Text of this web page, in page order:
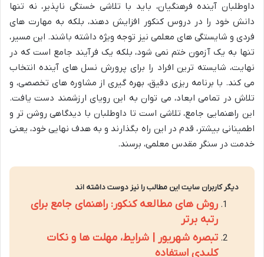
داوطلبان آینده فرهنگیان، باید با تلاشی خستگی ناپذیر، نه تنها
دانش خود را در دروس کنکور افزایش دهند، بلکه به مهارت های
فردی و شایستگی های معلمی نیز توجه ویژه داشته باشند. این مسیر،
تنها به یک آزمون ختم نمی شود، بلکه یک فرآیند جامع است که در
نهایت، شایسته ترین افراد را برای پرورش نسل های آینده انتخاب
می کند. با برنامه ریزی دقیق، بهره گیری از مشاوره های تخصصی، و
تلاش در تمامی ابعاد، می توان به این رویای ارزشمند دست یافت.
این راهنمایی جامع، تلاشی است تا داوطلبان با دیدگاهی روشن تر و
اطمینانی بیشتر، قدم در این راه بگذارند و به هدف نهایی خود، یعنی
خدمت در سنگر مقدس معلمی، برسند.
دیگر کاربران سایت این مطالب را نیز دوست داشته اند
روش های مطالعه کنکور: راهنمای جامع برای
رتبه برتر
تبصره شهریور | شرایط، مهلت ها و نکات
کلیدی استفاده